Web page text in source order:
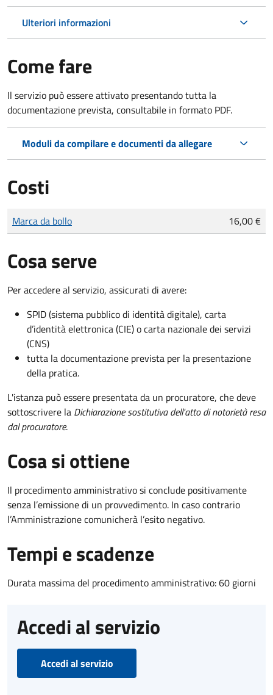
Ulteriori informazioni
Come fare
Il servizio può essere attivato presentando tutta la
documentazione prevista, consultabile in formato PDF.
Moduli da compilare e documenti da allegare
Costi
Tipo di pagamento
Importo
Marca da bollo 16,00 €
Cosa serve
Per accedere al servizio, assicurati di avere:
SPID (sistema pubblico di identità digitale), carta
d’identità elettronica (CIE) o carta nazionale dei servizi
(CNS)
tutta la documentazione prevista per la presentazione
della pratica.
L'istanza può essere presentata da un procuratore, che deve
sottoscrivere la Dichiarazione sostitutiva dell'atto di notorietà resa
dal procuratore.
Cosa si ottiene
Il procedimento amministrativo si conclude positivamente
senza l’emissione di un provvedimento. In caso contrario
l’Amministrazione comunicherà l’esito negativo.
Tempi e scadenze
Durata massima del procedimento amministrativo: 60 giorni
Accedi al servizio
Accedi al servizio